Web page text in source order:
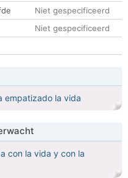
Niet gespecificeerd
Niet gespecificeerd
empatizado la vida
con la vida y con la